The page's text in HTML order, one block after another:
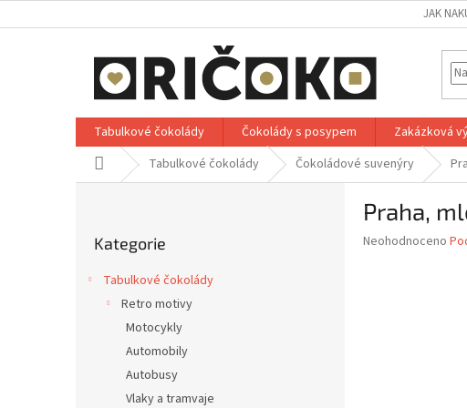
na
JAK
Tabulkové čokolády Čokolády s posypem Zakázková
Domů Tabulkové čokolády Čokoládové suvenýry
kategorie
Kategorie
Tabulkové čokolády
Retro motivy
Motocykly
Automobily
Autobusy
Vlaky a tramvaje
Praha,
Průměrné
Neohodnoceno